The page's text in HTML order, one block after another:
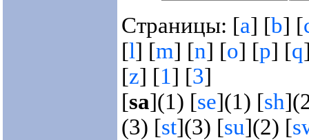
Страницы: [a] [b] [
[l] [m] [n] [o] [p] [q
[z] [1] [3]
[sa](1) [se](1) [sh
(3) [st](3) [su](2) [